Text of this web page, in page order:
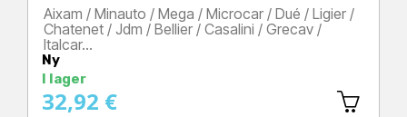
Aixam / Minauto / Mega / Microcar / Dué / Ligier /
Chatenet / Jdm / Bellier / Casalini / Grecav /
Italcar…
Ny
I lager
Pris
32,92 €